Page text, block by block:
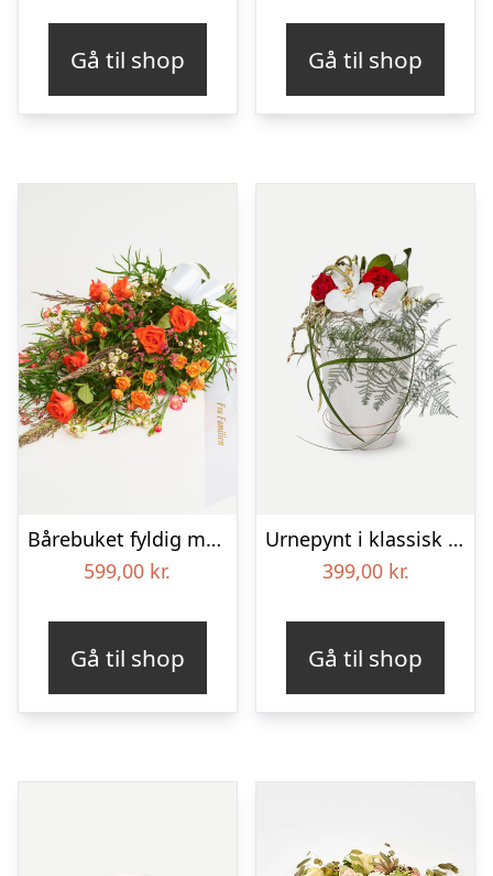
Gå til shop Gå til shop
Bårebuket fyldig med bånd
599,00 kr.
Gå til shop
Urnepynt i klassisk stil – rød og hvid
399,00 kr.
Gå til shop